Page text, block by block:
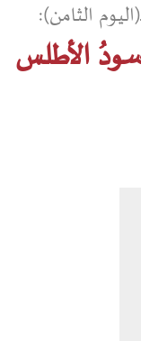
الثامن):
الأطلس